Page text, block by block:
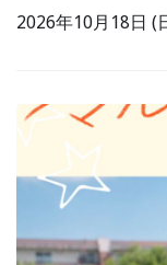
2026年10月18日 (